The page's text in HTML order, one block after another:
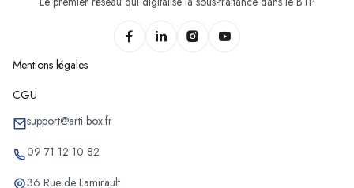
Mentions légales
CGU
support@arti-box.fr
09 71 12 10 82
36 Rue de Lamirault